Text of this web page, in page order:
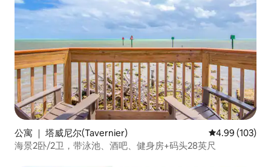
公寓 ｜ 塔威尼尔(Tavernier) 平均评分 4.99
4.99 (103)
海景2卧/2卫，带泳池、酒吧、健身房+码头28英尺